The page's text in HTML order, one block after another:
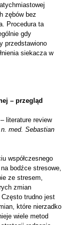
zębów bez
Procedura ta
gdy
przedstawiono
siekacza w
– przegląd
literature review
med. Sebastian
współczesnego
bodźce stresowe,
ze stresem,
zmian
trudno jest
które nierzadko
wiele metod